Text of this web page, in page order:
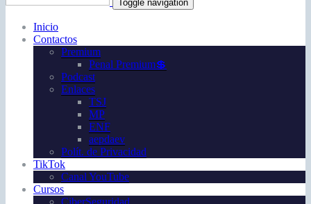
Toggle navigation
Inicio
Contactos
Premium
Penal Premium💲
Podcast
Enlaces
TSJ
MP
ENF
aepdaev
Polít. de Privacidad
TikTok
Canal YouTube
Cursos
CiberSeguridad